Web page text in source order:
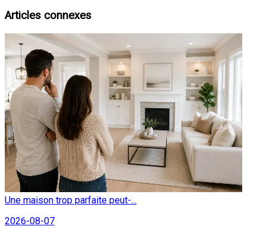
Articles connexes
Une maison trop parfaite peut-...
2026-08-07